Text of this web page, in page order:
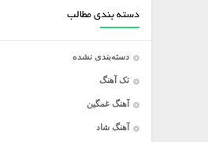
دسته بندی مطالب
دسته‌بندی نشده
تک آهنگ
آهنگ غمگین
آهنگ شاد